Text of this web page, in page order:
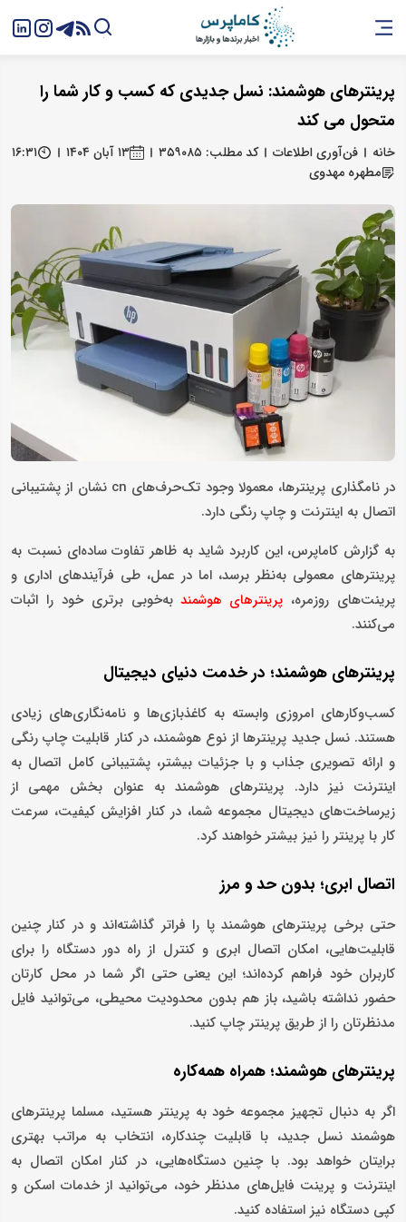
پرینترهای هوشمند: نسل جدیدی که کسب‌ و کار شما را
متحول می ‌کند
خانه فن‌آوری اطلاعات کد مطلب: ۳۵۹۰۸۵ ۱۳ آبان ۱۴۰۴
۱۶:۳۱
مطهره مهدوی
در نامگذاری پرینترها، معمولا وجود تک‌حر‌ف‌های cn نشان از پشتیبانی
اتصال به اینترنت و چاپ رنگی دارد.
به گزارش کاماپرس، این کاربرد شاید به ظاهر تفاوت ساده‌ای نسبت به
پرینترهای معمولی به‌نظر برسد، اما در عمل، طی فرآیندهای اداری و
پرینت‌های روزمره، پرینترهای هوشمندبه‌خوبی برتری خود را اثبات
می‌کنند.
پرینترهای هوشمند؛ در خدمت دنیای دیجیتال
کسب‌وکارهای امروزی وابسته به کاغذبازی‌ها و نامه‌نگاری‌های زیادی
هستند. نسل جدید پرینترها از نوع هوشمند، در کنار قابلیت چاپ رنگی
و ارائه تصویری جذاب‌ و با جزئیات بیشتر، پشتیبانی کامل اتصال به
اینترنت نیز دارد. پرینترهای هوشمند به عنوان بخش مهمی از
زیرساخت‌های دیجیتال مجموعه شما، در کنار افزایش کیفیت، سرعت
کار با پرینتر را نیز بیشتر خواهند کرد.
اتصال ابری؛ بدون حد و مرز
حتی برخی پرینترهای هوشمند پا را فراتر گذاشته‌اند و در کنار چنین
قابلیت‌هایی، امکان اتصال ابری و کنترل از راه دور دستگاه را برای
کاربران خود فراهم کرده‌اند؛ این یعنی حتی اگر شما در محل کارتان
حضور نداشته باشید، باز هم بدون محدودیت محیطی، می‌توانید فایل
مدنظرتان را از طریق پرینتر چاپ کنید.
پرینترهای هوشمند؛ همراه همه‌کاره
اگر به دنبال تجهیز مجموعه خود به پرینتر هستید، مسلما پرینترهای
هوشمند نسل جدید، با قابلیت چندکاره، انتخاب به مراتب بهتری
برایتان خواهد بود. با چنین دستگاه‌هایی، در کنار امکان اتصال به
اینترنت و پرینت فایل‌های مدنظر خود، می‌توانید از خدمات اسکن و
کپی دستگاه نیز استفاده کنید.